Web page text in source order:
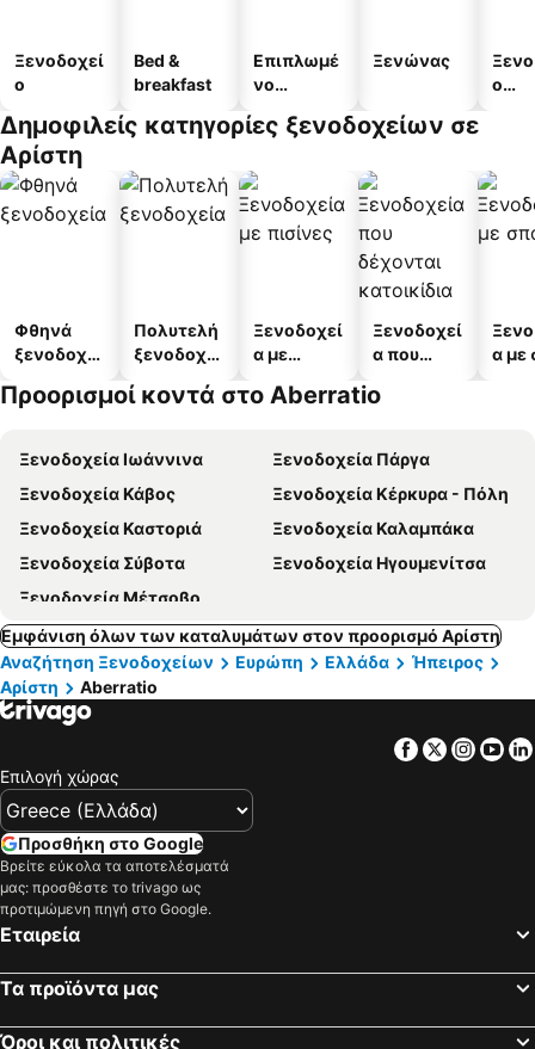
Ξενοδοχεί
ο
Bed &
breakfast
Επιπλωμέ
νο
α
Ξενώνας
ο
Δημοφιλείς κατηγορίες ξενοδοχείων σε
Αρίστη
Φθηνά
ξενοδοχεί
Πολυτελή
ξενοδοχεί
Ξενοδοχεί
α με
Ξενοδοχεί
α που
κατοικίδι
α με
Προορισμοί κοντά στο Aberratio
Ξενοδοχεία Ιωάννινα
Ξενοδοχεία Πάργα
Ξενοδοχεία Κάβος
Ξενοδοχεία Κέρκυρα - Πόλη
Ξενοδοχεία Καστοριά
Ξενοδοχεία Καλαμπάκα
Ξενοδοχεία Σύβοτα
Ξενοδοχεία Ηγουμενίτσα
Ξενοδοχεία Μέτσοβο
Εμφάνιση όλων των καταλυμάτων στον προορισμό Αρίστη
Αναζήτηση Ξενοδοχείων
Ευρώπη Ελλάδα
Ήπειρος
Αρίστη
Aberratio
Facebook
Twitter
Επιλογή χώρας
Προσθήκη στο Google
Βρείτε εύκολα τα αποτελέσματά
μας: προσθέστε το trivago ως
προτιμώμενη πηγή στο Google.
Εταιρεία
Τα προϊόντα μας
Όροι και πολιτικές